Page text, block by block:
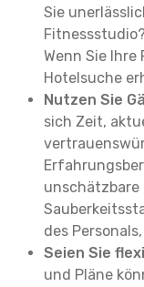
Sie
Wenn Sie
Hotelsuche
Nutzen Sie
sich Zeit,
unschätzbare
des
Seien Sie
und Pläne